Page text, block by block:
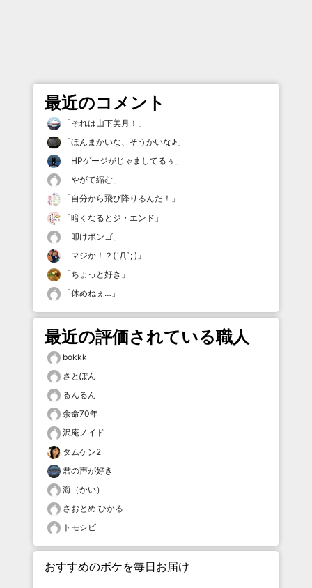
最近のコメント
「それは山下美月！ 」
「ほんまかいな、そうかいな♪ 」
「HPゲージがじゃましてるぅ 」
「やがて縮む 」
「自分から飛び降りるんだ！ 」
「暗くなるとジ・エンド 」
「叩けボンゴ 」
「マジか！？(´Д`; ) 」
「ちょっと好き 」
「休めねぇ… 」
最近の評価されている職人
bokkk
さとぽん
るんるん
余命70年
沢庵ノイド
タムケン2
君の声が好き
海（かい）
さおとめ ひかる
トモシビ
おすすめのボケを毎日お届け